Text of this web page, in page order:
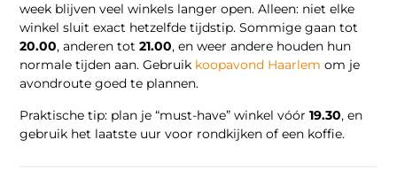
week blijven veel winkels langer open. Alleen: niet elke
winkel sluit exact hetzelfde tijdstip. Sommige gaan tot
20.00, anderen tot21.00, en weer andere houden hun
normale tijden aan. Gebruik koopavond Haarlem om je
avondroute goed te plannen.
Praktische tip: plan je “must-have” winkel vóór19.30, en
gebruik het laatste uur voor rondkijken of een koffie.